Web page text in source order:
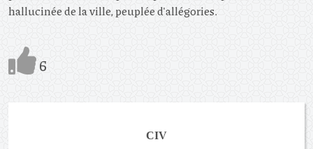
hallucinée de la ville, peuplée d'allégories.
6
CIV